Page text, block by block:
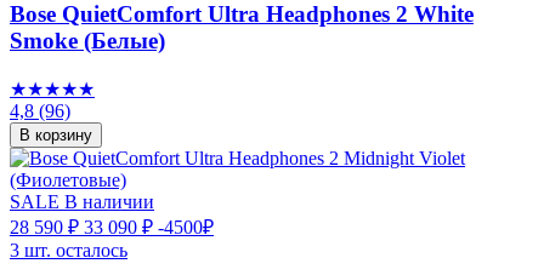
Bose QuietComfort Ultra Headphones 2 White
Smoke (Белые)
★★★★★
4,8 (96)
В корзину
SALE В наличии
28 590 ₽ 33 090 ₽ -4500₽
3 шт. осталось